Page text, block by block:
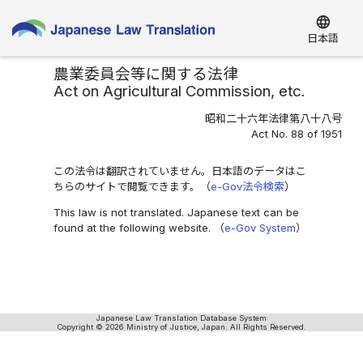
language
日本語
農業委員会等に関する法律
Act on Agricultural Commission, etc.
昭和二十六年法律第八十八号
Act No. 88 of 1951
この法令は翻訳されていません。日本語のデータはこ
ちらのサイトで閲覧できます。（e-Gov法令検索）
This law is not translated. Japanese text can be
found at the following website. （e-Gov System）
Japanese Law Translation Database System
Copyright © 2026 Ministry of Justice, Japan. All Rights Reserved.